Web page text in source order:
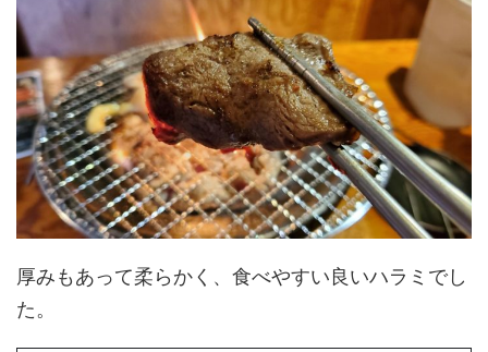
厚みもあって柔らかく、食べやすい良いハラミでし
た。